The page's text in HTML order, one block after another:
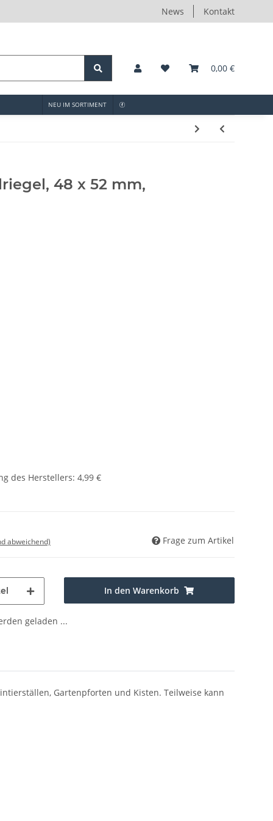
News Kontakt
0,00 €
NEU IM SORTIMENT
48 x 52 mm,
des Herstellers: 4,99 €
abweichend) Frage zum Artikel
In den Warenkorb
geladen ...
Gartenpforten und Kisten. Teilweise kann